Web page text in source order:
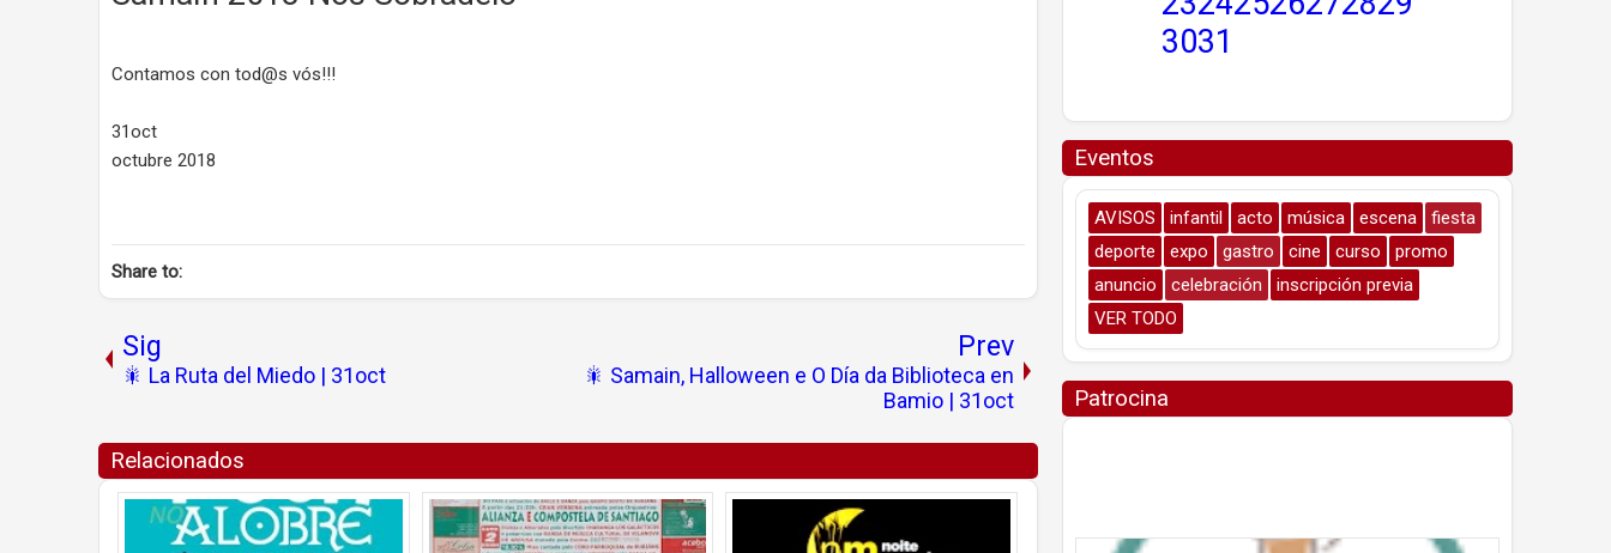
Contamos con tod@s vós!!!
31oct
octubre 2018
Share to:
Sig
🎇 La Ruta del Miedo | 31oct
Prev
🎇 Samain, Halloween e O Día da Biblioteca en
Bamio | 31oct
Relacionados
3031
Eventos
AVISOS infantil acto música escena
fiesta
deporte
expo gastro cine curso
promo
anuncio
celebración
inscripción previa
VER TODO
Patrocina